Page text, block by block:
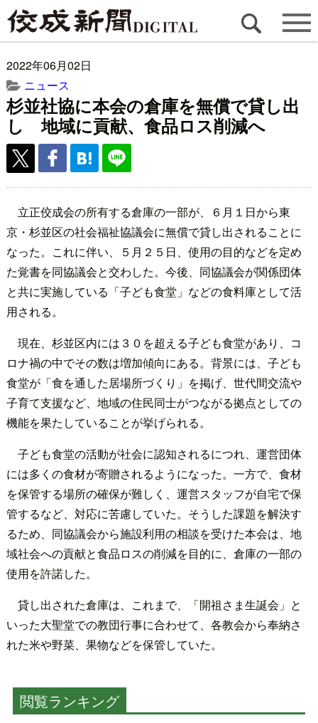
2022年06月02日
ニュース
杉並社協に本会の倉庫を無償で貸し出
し 地域に貢献、食品ロス削減へ
立正佼成会の所有する倉庫の一部が、６月１日から東
京・杉並区の社会福祉協議会に無償で貸し出されることに
なった。これに伴い、５月２５日、使用の目的などを定め
た覚書を同協議会と交わした。今後、同協議会が関係団体
と共に実施している「子ども食堂」などの食料庫として活
用される。
現在、杉並区内には３０を超える子ども食堂があり、コ
ロナ禍の中でその数は増加傾向にある。背景には、子ども
食堂が「食を通した居場所づくり」を掲げ、世代間交流や
子育て支援など、地域の住民同士がつながる拠点としての
機能を果たしていることが挙げられる。
子ども食堂の活動が社会に認知されるにつれ、運営団体
には多くの食材が寄贈されるようになった。一方で、食材
を保管する場所の確保が難しく、運営スタッフが自宅で保
管するなど、対応に苦慮していた。そうした課題を解決す
るため、同協議会から施設利用の相談を受けた本会は、地
域社会への貢献と食品ロスの削減を目的に、倉庫の一部の
使用を許諾した。
貸し出された倉庫は、これまで、「開祖さま生誕会」と
いった大聖堂での教団行事に合わせて、各教会から奉納さ
れた米や野菜、果物などを保管していた。
閲覧ランキング